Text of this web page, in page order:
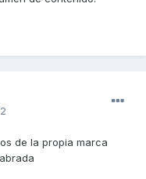
de la propia marca